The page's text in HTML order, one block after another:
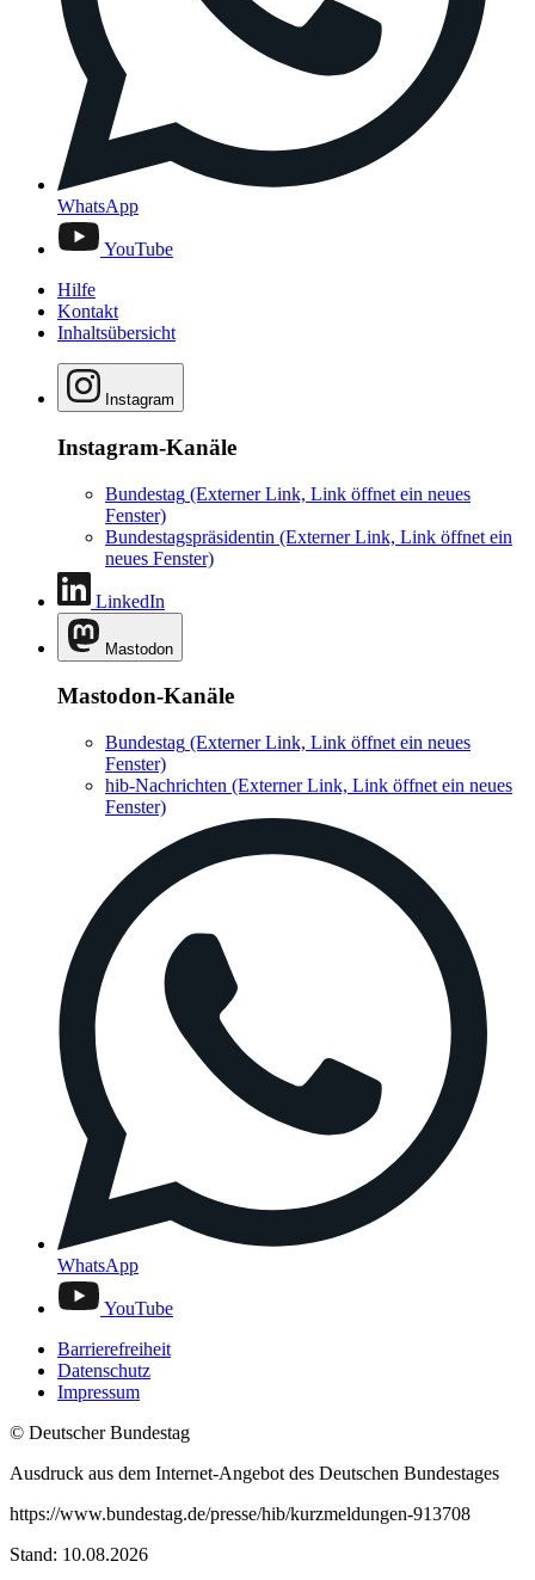
WhatsApp
YouTube
Hilfe
Kontakt
Inhaltsübersicht
Instagram
Instagram-Kanäle
Bundestag (Externer Link, Link öffnet ein neues
Fenster)
Bundestagspräsidentin (Externer Link, Link öffnet ein
neues Fenster)
LinkedIn
Mastodon
Mastodon-Kanäle
Bundestag (Externer Link, Link öffnet ein neues
Fenster)
hib-Nachrichten (Externer Link, Link öffnet ein neues
Fenster)
WhatsApp
YouTube
Barrierefreiheit
Datenschutz
Impressum
© Deutscher Bundestag
Ausdruck aus dem Internet-Angebot des Deutschen Bundestages
https://www.bundestag.de/presse/hib/kurzmeldungen-913708
Stand: 10.08.2026